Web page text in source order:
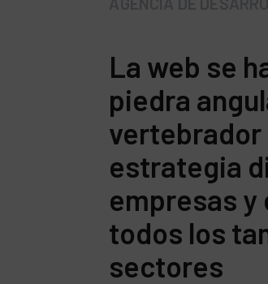
La web se
piedra
vertebrador
estrategia
empresas y
todos los
sectores